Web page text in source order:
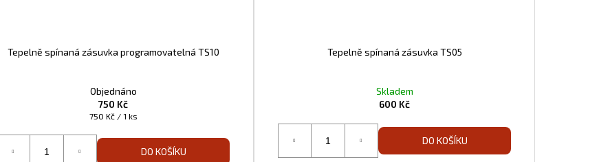
Tepelně spínaná zásuvka programovatelná TS10
Objednáno
750 Kč
Měrná
750 Kč / 1 ks
DO KOŠÍKU
Tepelně spínaná zásuvka TS05
Skladem
600 Kč
DO KOŠÍKU